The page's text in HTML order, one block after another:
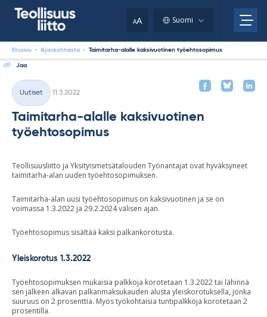
AA Suomi
Etusivu - Ajankohtaista - Taimitarha-alalle kaksivuotinen työehtosopimus
Jaa
Kategoriat
Uutiset
11.3.2022
Taimitarha-alalle kaksivuotinen
työehtosopimus
Teollisuusliitto ja Yksityismetsätalouden Työnantajat ovat hyväksyneet
taimitarha-alan uuden työehtosopimuksen.
Taimitarha-alan uusi työehtosopimus on kaksivuotinen ja se on
voimassa 1.3.2022 ja 29.2.2024 välisen ajan.
Työehtosopimus sisältää kaksi palkankorotusta.
Yleiskorotus 1.3.2022
Työehtosopimuksen mukaisia palkkoja korotetaan 1.3.2022 tai lähinnä
sen jälkeen alkavan palkanmaksukauden alusta yleiskorotuksella, jonka
suuruus on 2 prosenttia. Myös työkohtaisia tuntipalkkoja korotetaan 2
prosentilla.
clipboard.)